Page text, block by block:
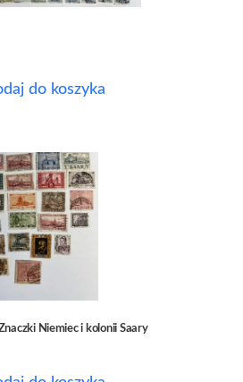
do koszyka
Niemiec i kolonii Saary